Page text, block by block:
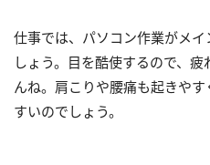
仕事では、パソコン作業がメ
しょう。目を酷使するので、
んね。肩こりや腰痛も起きや
すいのでしょう。